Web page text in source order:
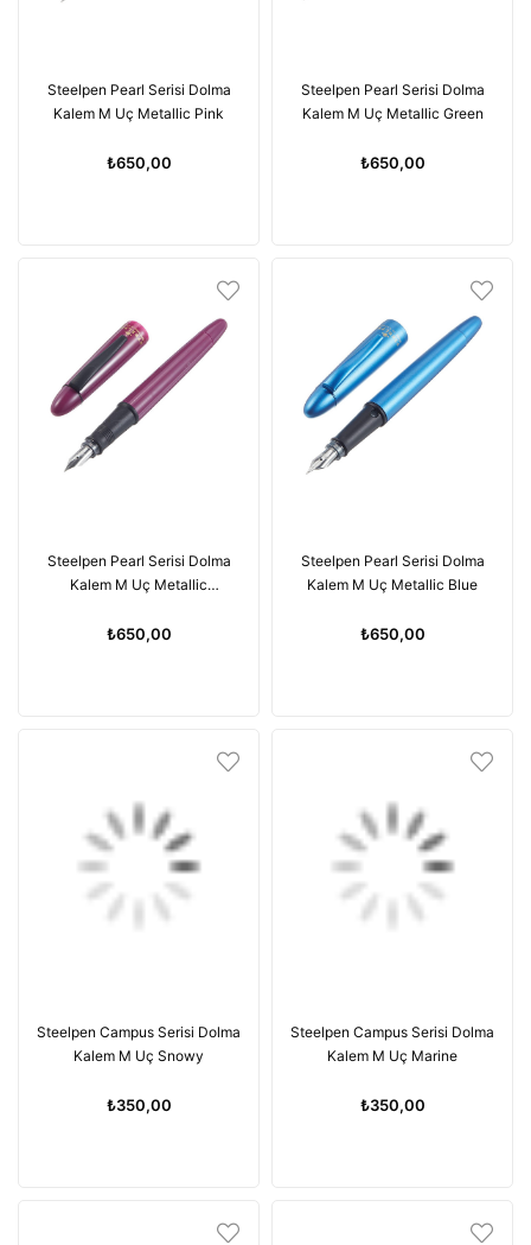
Steelpen Pearl Serisi Dolma
Kalem M Uç Metallic Pink
₺650,00
Steelpen Pearl Serisi Dolma
Kalem M Uç Metallic Green
₺650,00
Steelpen Pearl Serisi Dolma
Kalem M Uç Metallic
₺650,00
Steelpen Pearl Serisi Dolma
Kalem M Uç Metallic Blue
₺650,00
Steelpen Campus Serisi Dolma
Kalem M Uç Snowy
₺350,00
Steelpen Campus Serisi Dolma
Kalem M Uç Marine
₺350,00